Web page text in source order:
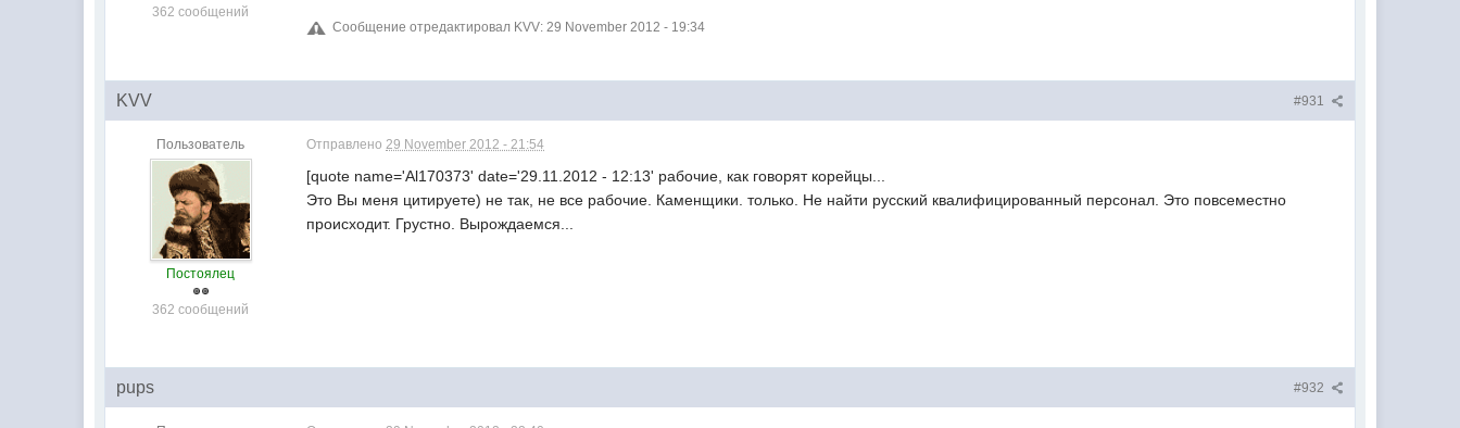
362 сообщений
Сообщение отредактировал KVV: 29 November 2012 - 19:34
#931
KVV
Пользователь
Постоялец
362 сообщений
Отправлено29 November 2012 - 21:54
[quote name='Al170373' date='29.11.2012 - 12:13' рабочие, как говорят корейцы...
Это Вы меня цитируете) не так, не все рабочие. Каменщики. только. Не найти русский квалифицированный персонал. Это повсеместно
происходит. Грустно. Вырождаемся...
#932
pups